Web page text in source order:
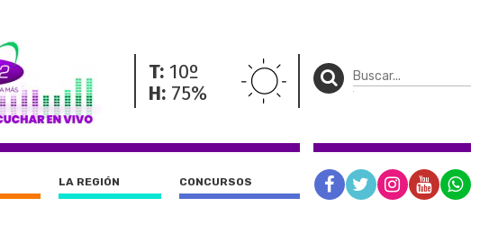
T: 10º
H: 75%
LA REGIÓN CONCURSOS